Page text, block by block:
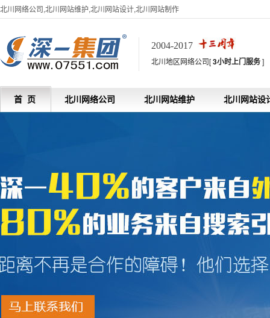
北川网络公司,北川网站维护,北川网站设计,北川网站制作
2004-2017
北川地区网络公司[3小时上门服务]
首 页 北川网络公司 北川网站维护 北川网站设